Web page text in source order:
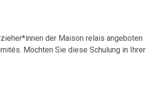
der Maison relais angeboten
Möchten Sie diese Schulung in Ihrer